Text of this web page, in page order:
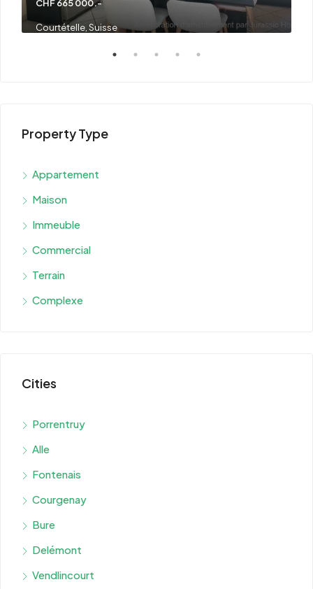
CHF 665 000.-
Courtételle, Suisse
Property Type
Appartement
Maison
Immeuble
Commercial
Terrain
Complexe
Cities
Porrentruy
Alle
Fontenais
Courgenay
Bure
Delémont
Vendlincourt